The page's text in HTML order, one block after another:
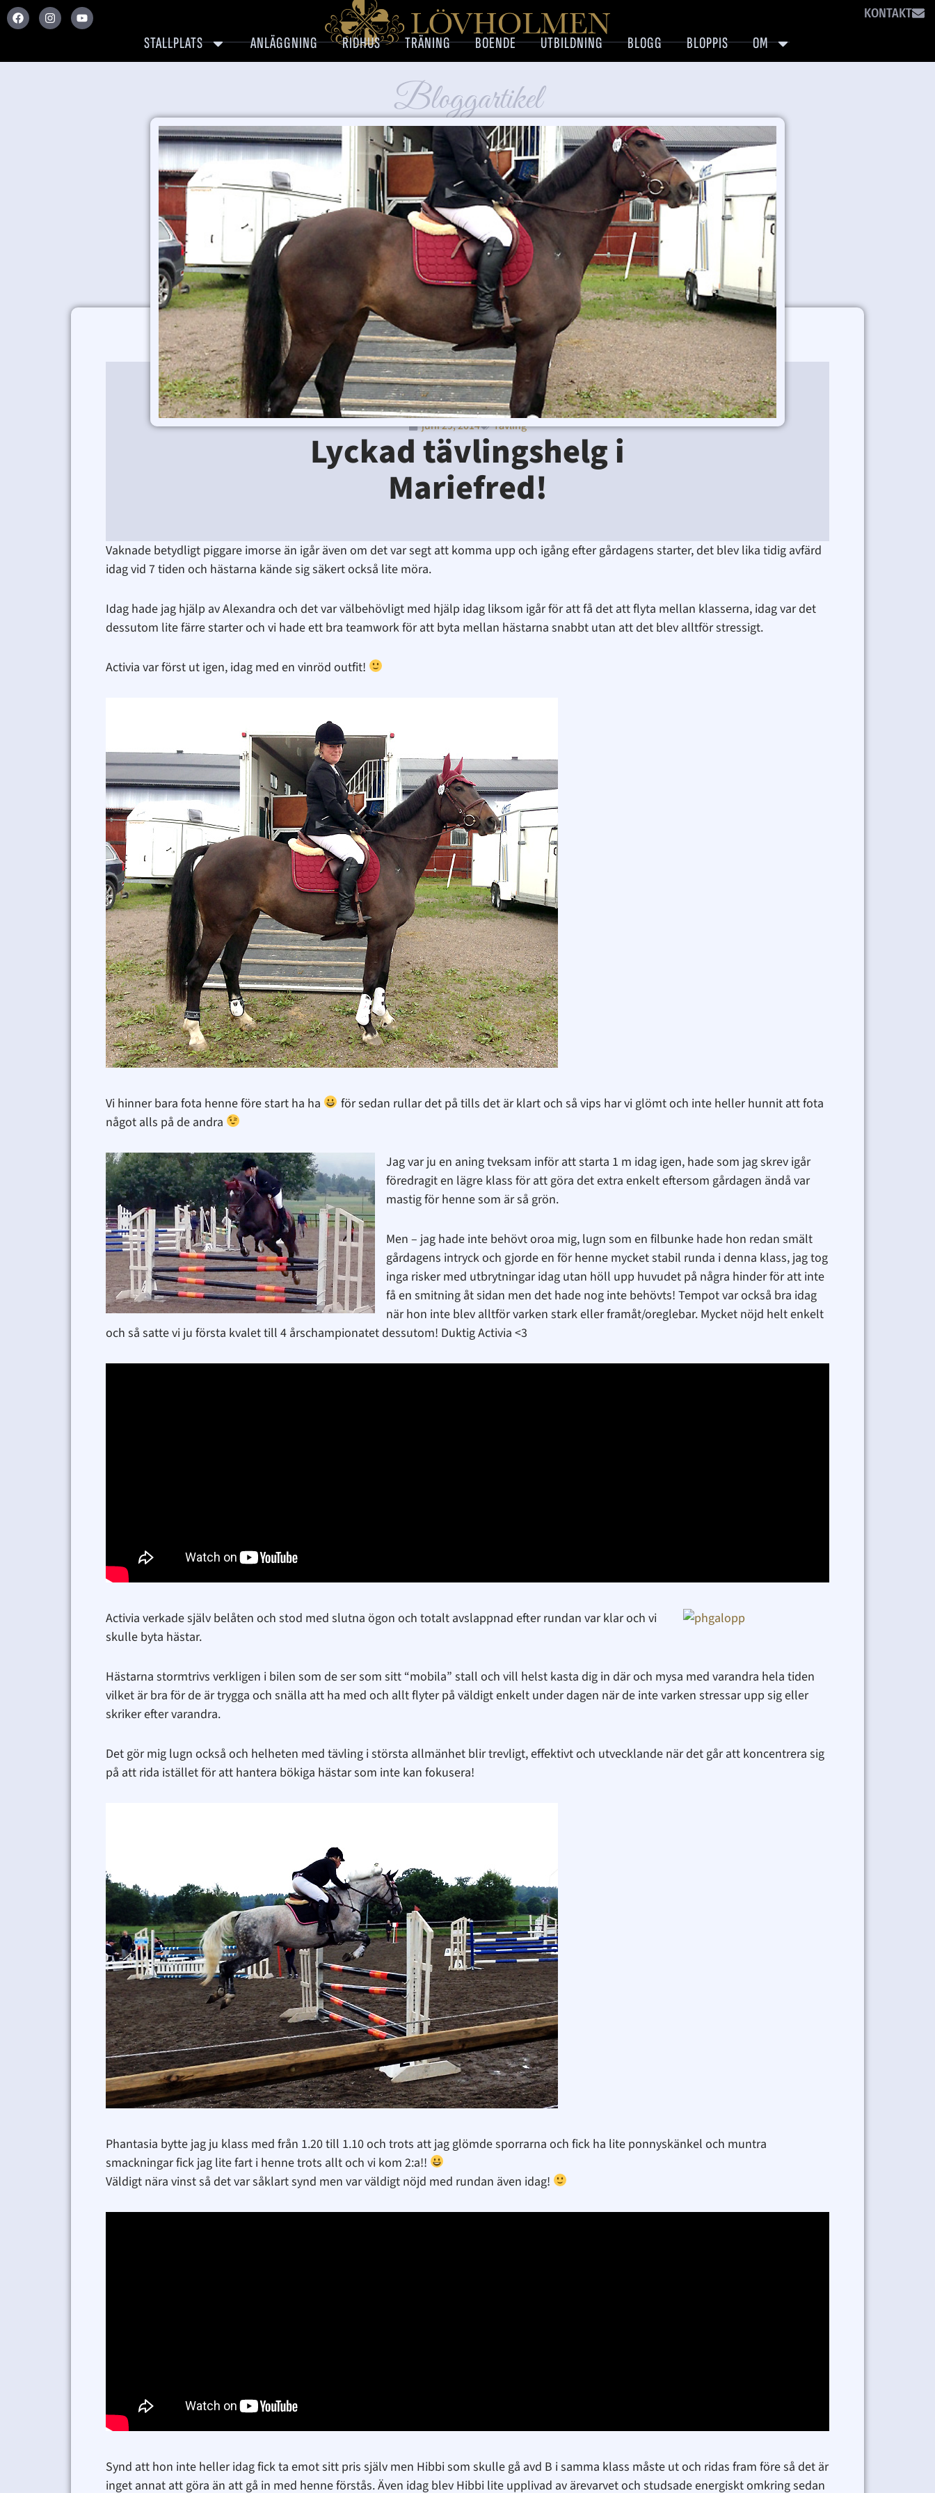
KONTAKT
STALLPLATS ANLÄGGNING RIDHUS TRÄNING BOENDE UTBILDNING BLOGG BLOPPIS OM
Bloggartikel
Ditte Lindbom juni 29, 2014 11:04 e m Inga kommentarer
juni 29, 2014 Tävling
Lyckad tävlingshelg i
Mariefred!
Vaknade betydligt piggare imorse än igår även om det var segt att komma upp och igång efter gårdagens starter, det blev lika tidig avfärd
idag vid 7 tiden och hästarna kände sig säkert också lite möra.
Idag hade jag hjälp av Alexandra och det var välbehövligt med hjälp idag liksom igår för att få det att flyta mellan klasserna, idag var det
dessutom lite färre starter och vi hade ett bra teamwork för att byta mellan hästarna snabbt utan att det blev alltför stressigt.
Activia var först ut igen, idag med en vinröd outfit!
Vi hinner bara fota henne före start ha ha
för sedan rullar det på tills det är klart och så vips har vi glömt och inte heller hunnit att fota
något alls på de andra
Jag var ju en aning tveksam inför att starta 1 m idag igen, hade som jag skrev igår
föredragit en lägre klass för att göra det extra enkelt eftersom gårdagen ändå var
mastig för henne som är så grön.
Men – jag hade inte behövt oroa mig, lugn som en filbunke hade hon redan smält
gårdagens intryck och gjorde en för henne mycket stabil runda i denna klass, jag tog
inga risker med utbrytningar idag utan höll upp huvudet på några hinder för att inte
få en smitning åt sidan men det hade nog inte behövts! Tempot var också bra idag
när hon inte blev alltför varken stark eller framåt/oreglebar. Mycket nöjd helt enkelt
och så satte vi ju första kvalet till 4 årschampionatet dessutom! Duktig Activia <3
Activia verkade själv belåten och stod med slutna ögon och totalt avslappnad efter rundan var klar och vi
skulle byta hästar.
Hästarna stormtrivs verkligen i bilen som de ser som sitt “mobila” stall och vill helst kasta dig in där och mysa med varandra hela tiden
vilket är bra för de är trygga och snälla att ha med och allt flyter på väldigt enkelt under dagen när de inte varken stressar upp sig eller
skriker efter varandra.
Det gör mig lugn också och helheten med tävling i största allmänhet blir trevligt, effektivt och utvecklande när det går att koncentrera sig
på att rida istället för att hantera bökiga hästar som inte kan fokusera!
Phantasia bytte jag ju klass med från 1.20 till 1.10 och trots att jag glömde sporrarna och fick ha lite ponnyskänkel och muntra
smackningar fick jag lite fart i henne trots allt och vi kom 2:a!!
Väldigt nära vinst så det var såklart synd men var väldigt nöjd med rundan även idag!
Synd att hon inte heller idag fick ta emot sitt pris själv men Hibbi som skulle gå avd B i samma klass måste ut och ridas fram före så det är
inget annat att göra än att gå in med henne förstås. Även idag blev Hibbi lite upplivad av ärevarvet och studsade energiskt omkring sedan